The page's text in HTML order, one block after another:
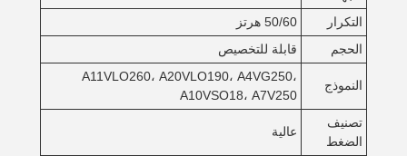
التكرار
50/60 هرتز
الحجم
قابلة للتخصيص
النموذج
A11VLO260، A20VLO190، A4VG250،
A10VSO18، A7V250
تصنيف
الضغط
عالية